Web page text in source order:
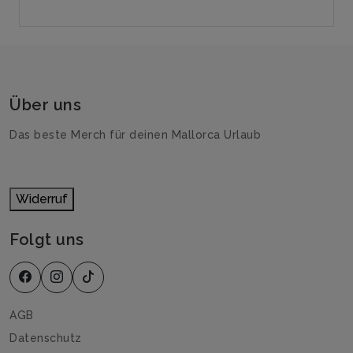
Über uns
Das beste Merch für deinen Mallorca Urlaub
Widerruf
Folgt uns
AGB
Datenschutz